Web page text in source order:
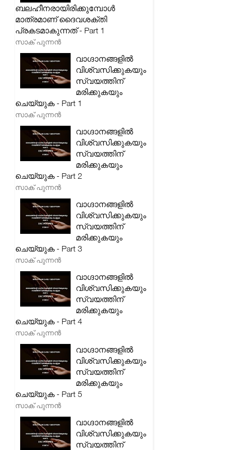
ബലഹീനരായിരിക്കുമ്പോൾ
മാത്രമാണ് ദൈവശക്തി
പ്രകടമാകുന്നത് - Part 1
സാക് പുന്നൻ
വാഗ്ദാനങ്ങളിൽ
വിശ്വസിക്കുകയും
സ്വയത്തിന്
മരിക്കുകയും
ചെയ്യുക - Part 1
സാക് പുന്നൻ
വാഗ്ദാനങ്ങളിൽ
വിശ്വസിക്കുകയും
സ്വയത്തിന്
മരിക്കുകയും
ചെയ്യുക - Part 2
സാക് പുന്നൻ
വാഗ്ദാനങ്ങളിൽ
വിശ്വസിക്കുകയും
സ്വയത്തിന്
മരിക്കുകയും
ചെയ്യുക - Part 3
സാക് പുന്നൻ
വാഗ്ദാനങ്ങളിൽ
വിശ്വസിക്കുകയും
സ്വയത്തിന്
മരിക്കുകയും
ചെയ്യുക - Part 4
സാക് പുന്നൻ
വാഗ്ദാനങ്ങളിൽ
വിശ്വസിക്കുകയും
സ്വയത്തിന്
മരിക്കുകയും
ചെയ്യുക - Part 5
സാക് പുന്നൻ
വാഗ്ദാനങ്ങളിൽ
വിശ്വസിക്കുകയും
സ്വയത്തിന്